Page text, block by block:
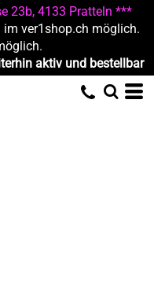
23b, 4133 Pratteln ***
im ver1shop.ch möglich.
aktiv und bestellbar